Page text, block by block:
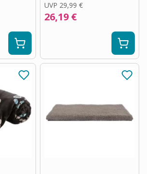
UVP 29,99 €
26,19 €